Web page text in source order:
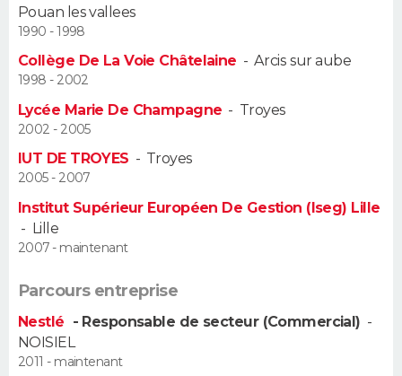
Alimentation
Guide de la santé
Maladies
Médicaments
Sommeil
Destinations
City break
Voyage nature
Voyage de noces
Forum
Climat
+
PHOTO
GUIDES D'ACHAT
BONS PLANS
CARTE DE VOEUX
Carte de Noël
Carte Bonne année
Carte Saint-Valentin
Carte Pâques
Carte d'anniversaire
DICTIONNAIRE
Dictionnaire
Biographies
Citations
Expressions
Proverbes
PROGRAMME TV
COPAINS D'AVANT
S'inscrire
Se connecter
Lycées
Collèges
Primaires
Universités
Entreprises
Service militaire
Avis de recherche
Pouan les vallees
1990 - 1998
Collège De La Voie Châtelaine - Arcis sur aube
1998 - 2002
Lycée Marie De Champagne - Troyes
2002 - 2005
IUT DE TROYES - Troyes
2005 - 2007
Institut Supérieur Européen De Gestion (Iseg) Lille
- Lille
2007 - maintenant
Parcours entreprise
Nestlé - Responsable de secteur (Commercial) -
NOISIEL
2011 - maintenant